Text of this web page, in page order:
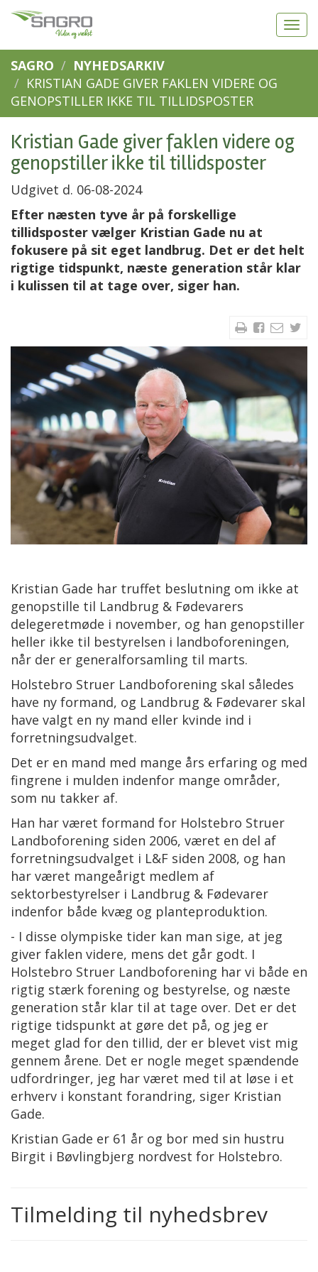
SAGRO
NYHEDSARKIV
KRISTIAN GADE GIVER FAKLEN VIDERE OG
GENOPSTILLER IKKE TIL TILLIDSPOSTER
Kristian Gade giver faklen videre og
genopstiller ikke til tillidsposter
Udgivet d. 06-08-2024
Efter næsten tyve år på forskellige
tillidsposter vælger Kristian Gade nu at
fokusere på sit eget landbrug. Det er det helt
rigtige tidspunkt, næste generation står klar
i kulissen til at tage over, siger han.
Kristian Gade har truffet beslutning om ikke at
genopstille til Landbrug & Fødevarers
delegeretmøde i november, og han genopstiller
heller ikke til bestyrelsen i landboforeningen,
når der er generalforsamling til marts.
Holstebro Struer Landboforening skal således
have ny formand, og Landbrug & Fødevarer skal
have valgt en ny mand eller kvinde ind i
forretningsudvalget.
Det er en mand med mange års erfaring og med
fingrene i mulden indenfor mange områder,
som nu takker af.
Han har været formand for Holstebro Struer
Landboforening siden 2006, været en del af
forretningsudvalget i L&F siden 2008, og han
har været mangeårigt medlem af
sektorbestyrelser i Landbrug & Fødevarer
indenfor både kvæg og planteproduktion.
- I disse olympiske tider kan man sige, at jeg
giver faklen videre, mens det går godt. I
Holstebro Struer Landboforening har vi både en
rigtig stærk forening og bestyrelse, og næste
generation står klar til at tage over. Det er det
rigtige tidspunkt at gøre det på, og jeg er
meget glad for den tillid, der er blevet vist mig
gennem årene. Det er nogle meget spændende
udfordringer, jeg har været med til at løse i et
erhverv i konstant forandring, siger Kristian
Gade.
Kristian Gade er 61 år og bor med sin hustru
Birgit i Bøvlingbjerg nordvest for Holstebro.
Tilmelding til nyhedsbrev